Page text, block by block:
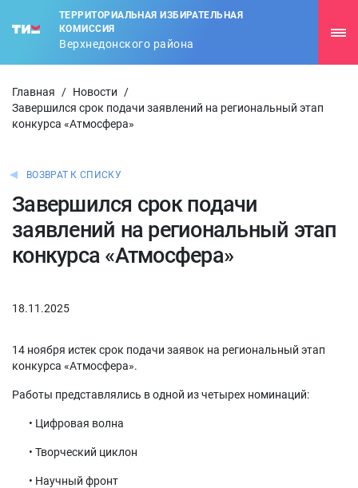
ТЕРРИТОРИАЛЬНАЯ ИЗБИРАТЕЛЬНАЯ
КОМИССИЯ
Верхнедонского района
Главная / Новости
/
Завершился срок подачи заявлений на региональный этап
конкурса «Атмосфера»
ВОЗВРАТ К СПИСКУ
Завершился срок подачи
заявлений на региональный этап
конкурса «Атмосфера»
18.11.2025
14 ноября истек срок подачи заявок на региональный этап
конкурса «Атмосфера».
Работы представлялись в одной из четырех номинаций:
• Цифровая волна
• Творческий циклон
• Научный фронт